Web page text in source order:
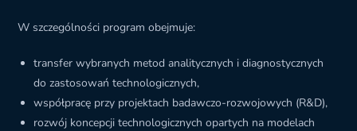
W szczególności program obejmuje:
transfer wybranych metod analitycznych i diagnostycznych
do zastosowań technologicznych,
współpracę przy projektach badawczo-rozwojowych (R&D),
rozwój koncepcji technologicznych opartych na modelach